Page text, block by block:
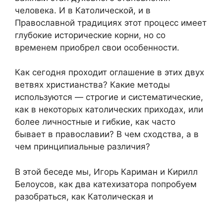
человека. И в Католической, и в
Православной традициях этот процесс имеет
глубокие исторические корни, но со
временем приобрел свои особенности.
Как сегодня проходит оглашение в этих двух
ветвях христианства? Какие методы
используются — строгие и систематические,
как в некоторых католических приходах, или
более личностные и гибкие, как часто
бывает в православии? В чем сходства, а в
чем принципиальные различия?
В этой беседе мы, Игорь Кариман и Кирилл
Белоусов, как два катехизатора попробуем
разобраться, как Католическая и